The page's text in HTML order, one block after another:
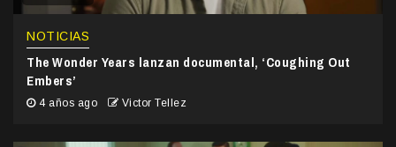
NOTICIAS
The Wonder Years lanzan documental, ‘Coughing Out
Embers’
4 años ago Victor Tellez